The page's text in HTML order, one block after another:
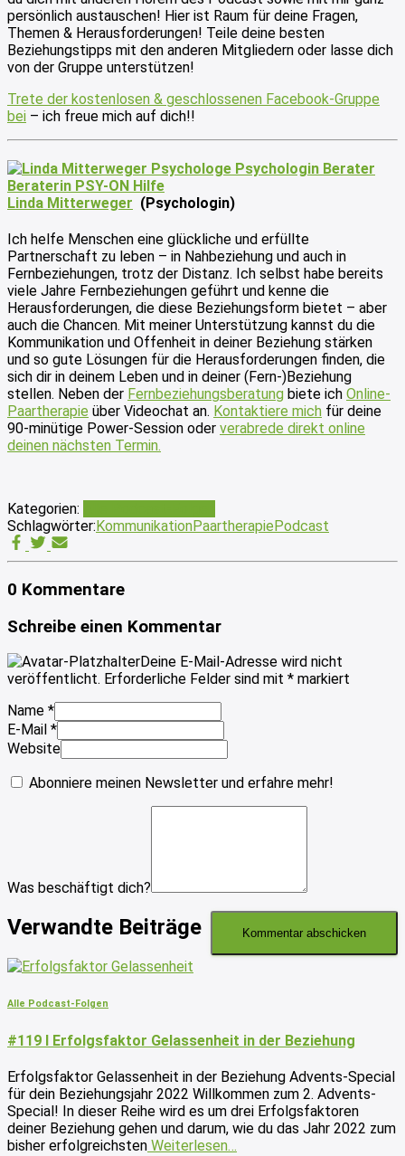
persönlich austauschen! Hier ist Raum für deine Fragen,
Themen & Herausforderungen! Teile deine besten
Beziehungstipps mit den anderen Mitgliedern oder lasse dich
von der Gruppe unterstützen!
Trete der kostenlosen & geschlossenen Facebook-Gruppe
bei – ich freue mich auf dich!!
Linda Mitterweger (Psychologin)
Ich helfe Menschen eine glückliche und erfüllte
Partnerschaft zu leben – in Nahbeziehung und auch in
Fernbeziehungen, trotz der Distanz. Ich selbst habe bereits
viele Jahre Fernbeziehungen geführt und kenne die
Herausforderungen, die diese Beziehungsform bietet – aber
auch die Chancen. Mit meiner Unterstützung kannst du die
Kommunikation und Offenheit in deiner Beziehung stärken
und so gute Lösungen für die Herausforderungen finden, die
sich dir in deinem Leben und in deiner (Fern-)Beziehung
stellen. Neben der Fernbeziehungsberatung biete ich Online-
Paartherapie über Videochat an. Kontaktiere mich für deine
90-minütige Power-Session oder verabrede direkt online
deinen nächsten Termin.
Kategorien:
Schlagwörter: KommunikationPaartherapie Podcast
0 Kommentare
Schreibe einen Kommentar
Deine E-Mail-Adresse wird nicht
veröffentlicht. Erforderliche Felder sind mit * markiert
Name *
E-Mail *
Website
Abonniere meinen Newsletter und erfahre mehr!
Was beschäftigt dich?
Verwandte Beiträge
Alle Podcast-Folgen
#119 I Erfolgsfaktor Gelassenheit in der Beziehung
Erfolgsfaktor Gelassenheit in der Beziehung Advents-Special
für dein Beziehungsjahr 2022 Willkommen zum 2. Advents-
Special! In dieser Reihe wird es um drei Erfolgsfaktoren
deiner Beziehung gehen und darum, wie du das Jahr 2022 zum
bisher erfolgreichsten Weiterlesen…